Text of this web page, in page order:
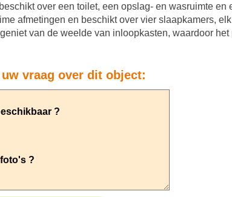
over een toilet, een opslag- en wasruimte en
afmetingen en beschikt over vier slaapkamers,
van de weelde van inloopkasten, waardoor
vraag over dit object: